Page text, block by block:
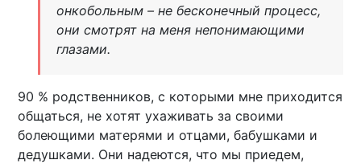
онкобольным – не бесконечный процесс,
они смотрят на меня непонимающими
глазами.
90 % родственников, с которыми мне приходится
общаться, не хотят ухаживать за своими
болеющими матерями и отцами, бабушками и
дедушками. Они надеются, что мы приедем,